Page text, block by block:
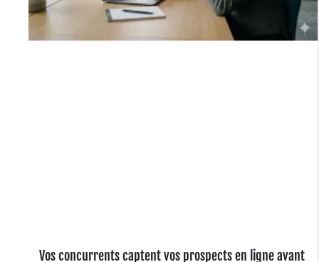
Vos concurrents captent vos prospects en ligne avant